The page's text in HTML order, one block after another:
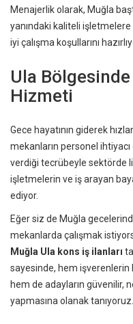
Menajerlik olarak, Muğla
yanındaki kaliteli
iyi çalışma koşullarını
Ula
Hizmeti
Gece hayatının giderek
mekanların personel ihtiyacı
verdiği tecrübeyle sektörde
işletmelerin ve iş arayan
ediyor.
Eğer siz de Muğla
mekanlarda çalışmak
Muğla Ula kons iş ilanları
sayesinde, hem işverenlerin
hem de adayların güvenilir,
yapmasına olanak tanıyoruz.